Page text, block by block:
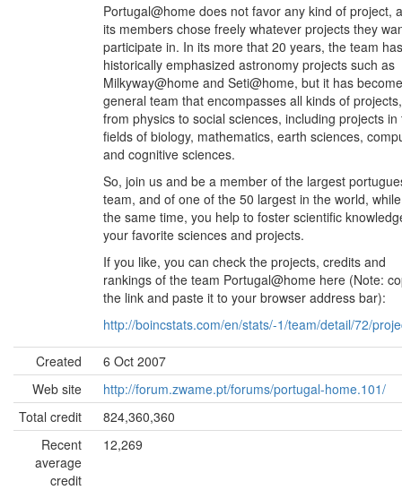
Portugal@home does not favor any kind of project,
its members chose freely whatever projects they
participate in. In its more that 20 years, the team has
historically emphasized astronomy projects such as
Milkyway@home and Seti@home, but it has
general team that encompasses all kinds of projects,
from physics to social sciences, including projects in
fields of biology, mathematics, earth sciences,
and cognitive sciences.
So, join us and be a member of the largest
team, and of one of the 50 largest in the world,
the same time, you help to foster scientific
your favorite sciences and projects.
If you like, you can check the projects, credits and
rankings of the team Portugal@home here (Note:
the link and paste it to your browser address bar):
http://boincstats.com/en/stats/-1/team/detail/72/
Created
6 Oct 2007
Web site
http://forum.zwame.pt/forums/portugal-home.101/
Total credit
824,360,360
Recent
average
credit
12,269